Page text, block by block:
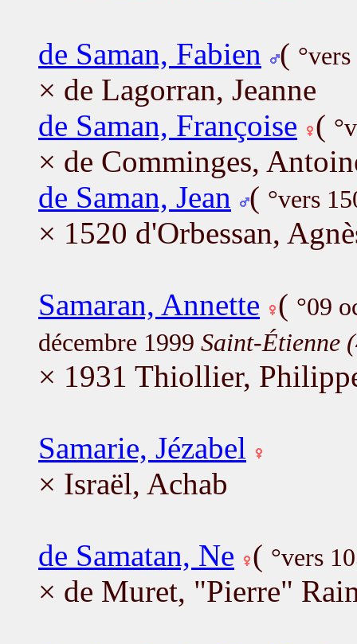
de Saman, Fabien (
× de Lagorran, Jeanne
de Saman, Françoise (
× de Comminges,
de Saman, Jean
( °vers
× 1520 d'Orbessan,
Samaran, Annette ( °09
décembre 1999 Saint-Étienne
× 1931 Thiollier,
Samarie, Jézabel
× Israël, Achab
de Samatan, Ne ( °vers
× de Muret, "Pierre"